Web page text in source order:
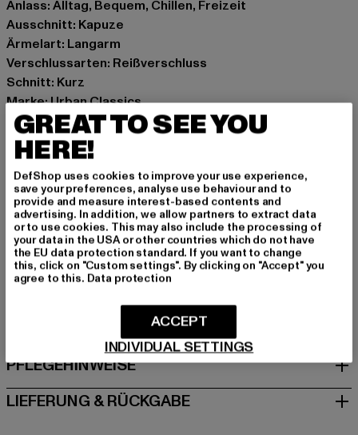
Anlass: Alltag, Bequem, Chillen, Freizeit
Ausschnitt: Kapuze
Ärmelart: Langarm
Verschlussarten: Reißverschluss
Schnitt: Kurz
Marke: Urban Classics
Kat.: Übergangsjacken
Farbe: schwarz
Hersteller Farbe: black
Materialzusammensetzung: 100% Polyester
Art.Nr: TB7135-00007
Hersteller: TB International GmbH |info@tbint.de
Dr.-Robert-Murjahn-Straße 7 | 64372 Ober-Ramstadt |
DE
GRÖSSE & PASSFORM
PFLEGEHINWEISE
LIEFERUNG & RÜCKGABE
GREAT TO SEE YOU
HERE!
DefShop uses cookies to improve your use experience,
save your preferences, analyse use behaviour and to
provide and measure interest-based contents and
advertising. In addition, we allow partners to extract data
or to use cookies. This may also include the processing of
your data in the USA or other countries which do not have
the EU data protection standard. If you want to change
this, click on "Custom settings". By clicking on "Accept" you
agree to this. Data protection
INDIVIDUAL SETTINGS
ACCEPT